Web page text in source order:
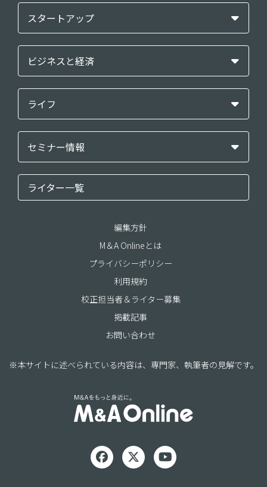
スタートアップ
ビジネスと経済
ライフ
セミナー情報
ライター一覧
編集方針
M＆A Onlineとは
プライバシーポリシー
利用規約
校正担当者＆ライター募集
掲載記事
お問い合わせ
※本サイトに述べられている内容は、専門家、執筆者の見解です。